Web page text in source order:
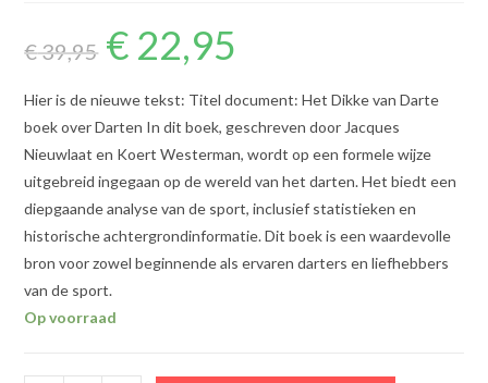
€39,95
Oorspronkelijke
prijs
was:
€ 22,95
Hier is de nieuwe tekst: Titel document: Het Dikke van Darte
boek over Darten In dit boek, geschreven door Jacques
Nieuwlaat en Koert Westerman, wordt op een formele wijze
uitgebreid ingegaan op de wereld van het darten. Het biedt een
diepgaande analyse van de sport, inclusief statistieken en
historische achtergrondinformatie. Dit boek is een waardevolle
bron voor zowel beginnende als ervaren darters en liefhebbers
van de sport.
Op voorraad